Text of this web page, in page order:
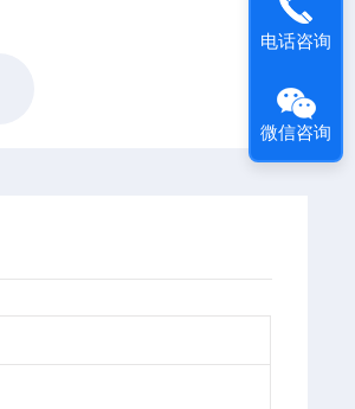
电话咨询
微信咨询